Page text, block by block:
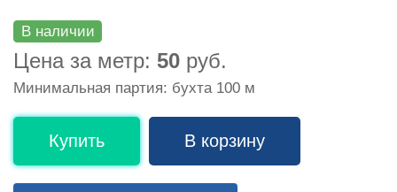
В наличии
Цена за метр: 50 руб.
Минимальная партия: бухта 100 м
Купить В корзину